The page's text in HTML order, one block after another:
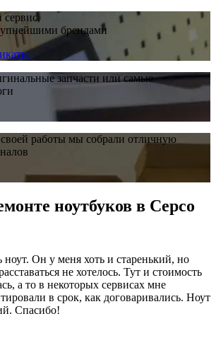
брендами
запчасти или самые
своей работы мы собрали отличную
ноутбуков в Серсо
ноут. Он у меня хоть и старенький, но
не хотелось. Тут и стоимость
а то в некоторых сервисах мне
в срок, как договаривались. Ноут
Спасибо!